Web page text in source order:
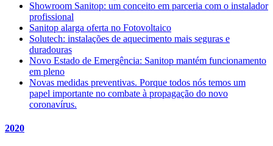
Showroom Sanitop: um conceito em parceria com o instalador
profissional
Sanitop alarga oferta no Fotovoltaico
Solutech: instalações de aquecimento mais seguras e
duradouras
Novo Estado de Emergência: Sanitop mantém funcionamento
em pleno
Novas medidas preventivas. Porque todos nós temos um
papel importante no combate à propagação do novo
coronavírus.
2020